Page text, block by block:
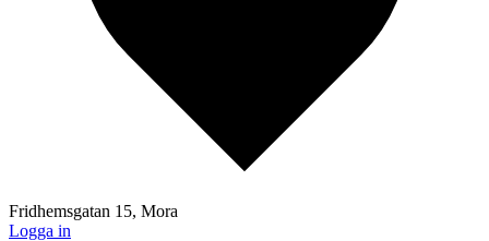
Fridhemsgatan 15, Mora
Logga in